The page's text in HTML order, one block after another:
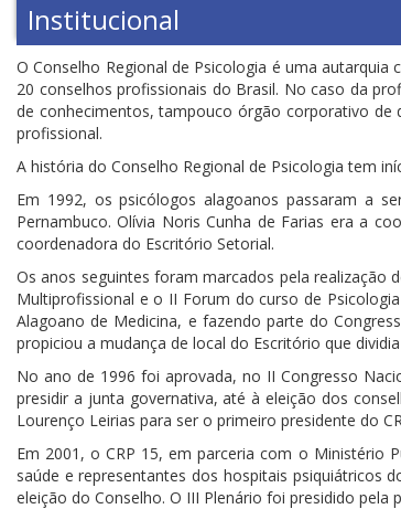
Institucional
O Conselho Regional de Psicologia é uma
20 conselhos profissionais do Brasil. No caso da
de conhecimentos, tampouco órgão corporativo
profissional.
A história do Conselho Regional de Psicologia tem
Em 1992, os psicólogos alagoanos passaram a
Pernambuco. Olívia Noris Cunha de Farias era a
coordenadora do Escritório Setorial.
Os anos seguintes foram marcados pela realização
Multiprofissional e o II Forum do curso de
Alagoano de Medicina, e fazendo parte do
propiciou a mudança de local do Escritório que
No ano de 1996 foi aprovada, no II Congresso
presidir a junta governativa, até à eleição dos
Lourenço Leirias para ser o primeiro presidente do
Em 2001, o CRP 15, em parceria com o Ministério
saúde e representantes dos hospitais psiquiátricos
eleição do Conselho. O III Plenário foi presidido pela